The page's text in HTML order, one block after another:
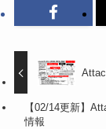
【02/14更新】
情報